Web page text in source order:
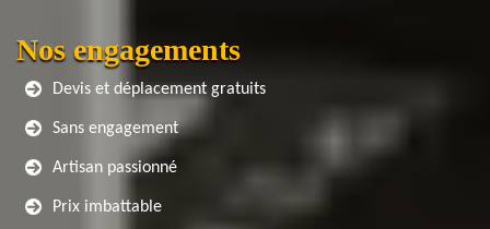
Nos engagements
Devis et déplacement gratuits
Sans engagement
Artisan passionné
Prix imbattable